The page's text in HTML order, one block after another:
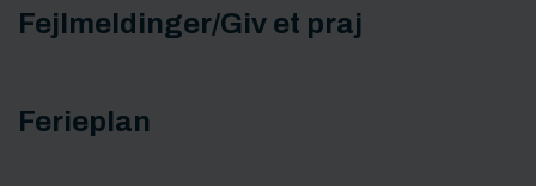
Fejlmeldinger/Giv et praj
Ferieplan